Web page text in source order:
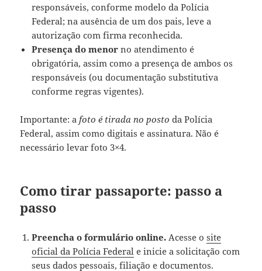
responsáveis, conforme modelo da Polícia
Federal; na ausência de um dos pais, leve a
autorização com firma reconhecida.
Presença do menor no atendimento é
obrigatória, assim como a presença de ambos os
responsáveis (ou documentação substitutiva
conforme regras vigentes).
Importante: a foto é tirada no posto da Polícia
Federal, assim como digitais e assinatura. Não é
necessário levar foto 3×4.
Como tirar passaporte: passo a
passo
Preencha o formulário online. Acesse osite
oficial da Polícia Federal e inicie a solicitação com
seus dados pessoais, filiação e documentos.